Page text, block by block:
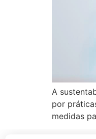
A
por
medidas